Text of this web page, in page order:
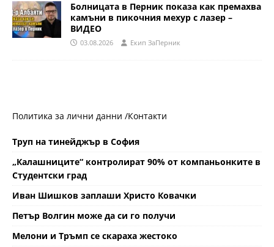
Болницата в Перник показа как премахва
камъни в пикочния мехур с лазер –
ВИДЕО
03.08.2026 Eкип ЗаПерник
Политика за лични данни /Контакти
Труп на тинейджър в София
„Калашниците“ контролират 90% от компаньонките в
Студентски град
Иван Шишков заплаши Христо Ковачки
Петър Волгин може да си го получи
Мелони и Тръмп се скараха жестоко